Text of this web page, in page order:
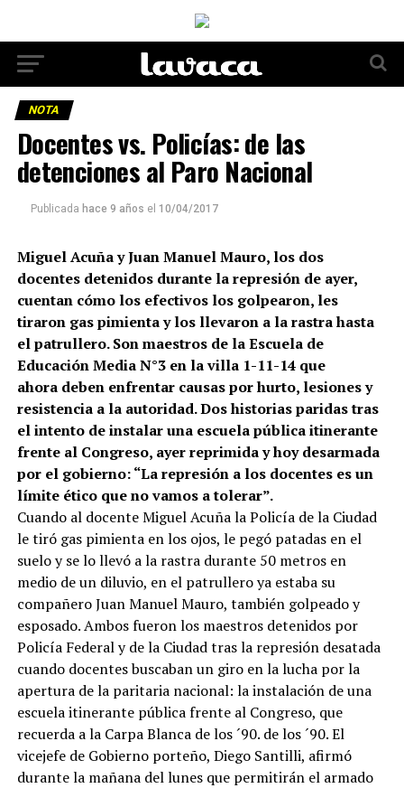
NOTA
Docentes vs. Policías: de las
detenciones al Paro Nacional
Publicada hace 9 años el 10/04/2017
Miguel Acuña y Juan Manuel Mauro, los dos
docentes detenidos durante la represión de ayer,
cuentan cómo los efectivos los golpearon, les
tiraron gas pimienta y los llevaron a la rastra hasta
el patrullero. Son maestros de la Escuela de
Educación Media N°3 en la villa 1-11-14 que
ahora deben enfrentar causas por hurto, lesiones y
resistencia a la autoridad. Dos historias paridas tras
el intento de instalar una escuela pública itinerante
frente al Congreso, ayer reprimida y hoy desarmada
por el gobierno: “La represión a los docentes es un
límite ético que no vamos a tolerar”.
Cuando al docente Miguel Acuña la Policía de la Ciudad
le tiró gas pimienta en los ojos, le pegó patadas en el
suelo y se lo llevó a la rastra durante 50 metros en
medio de un diluvio, en el patrullero ya estaba su
compañero Juan Manuel Mauro, también golpeado y
esposado. Ambos fueron los maestros detenidos por
Policía Federal y de la Ciudad tras la represión desatada
cuando docentes buscaban un giro en la lucha por la
apertura de la paritaria nacional: la instalación de una
escuela itinerante pública frente al Congreso, que
recuerda a la Carpa Blanca de los ´90. de los ´90. El
vicejefe de Gobierno porteño, Diego Santilli, afirmó
durante la mañana del lunes que permitirán el armado